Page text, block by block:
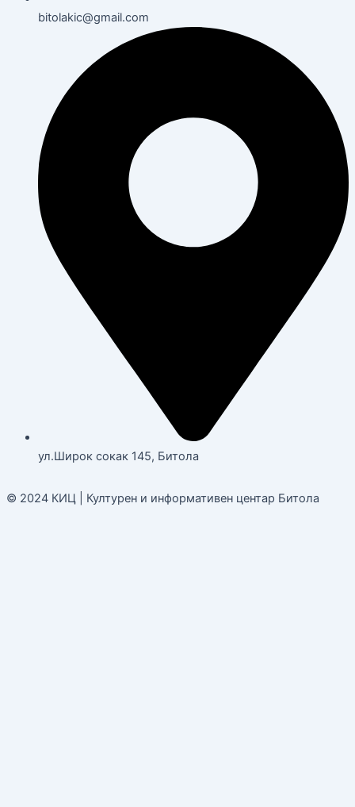
bitolakic@gmail.com
ул.Широк сокак 145, Битола
© 2024 КИЦ | Културен и информативен центар Битола